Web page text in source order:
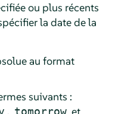
ou plus récents
la date de la
au format
suivants :
tomorrow